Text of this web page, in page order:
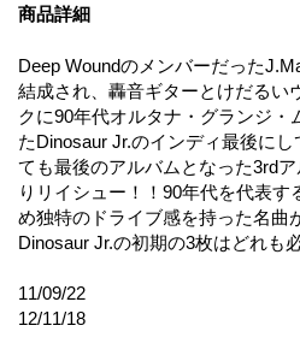
商品詳細
Deep Woundのメンバーだった
結成され、轟音ギターとけだるい
クに90年代オルタナ・グランジ・
たDinosaur Jr.のインディ最後に
ても最後のアルバムとなった3rd
りリイシュー！！90年代を代表す
め独特のドライブ感を持った名曲
Dinosaur Jr.の初期の3枚はどれも
11/09/22
12/11/18